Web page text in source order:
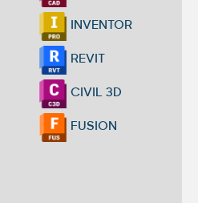
INVENTOR
REVIT
CIVIL 3D
FUSION